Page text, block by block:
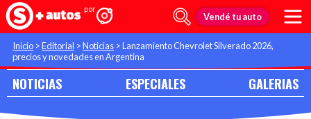
Vendé tu auto
Inicio >Editorial >Noticias >Lanzamiento Chevrolet Silverado 2026,
precios y novedades en Argentina
NOTICIAS ESPECIALES GALERIAS